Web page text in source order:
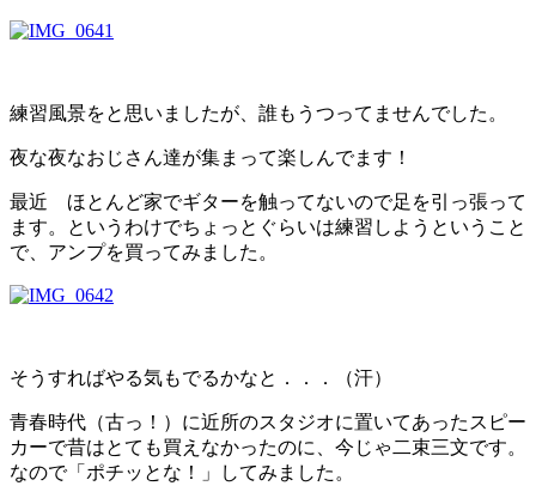
練習風景をと思いましたが、誰もうつってませんでした。
夜な夜なおじさん達が集まって楽しんでます！
最近 ほとんど家でギターを触ってないので足を引っ張って
ます。というわけでちょっとぐらいは練習しようということ
で、アンプを買ってみました。
そうすればやる気もでるかなと．．．（汗）
青春時代（古っ！）に近所のスタジオに置いてあったスピー
カーで昔はとても買えなかったのに、今じゃ二束三文です。
なので「ポチッとな！」してみました。